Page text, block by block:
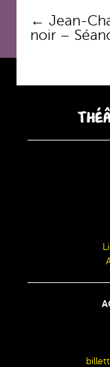
Navigation
des
← Jean-
noir –